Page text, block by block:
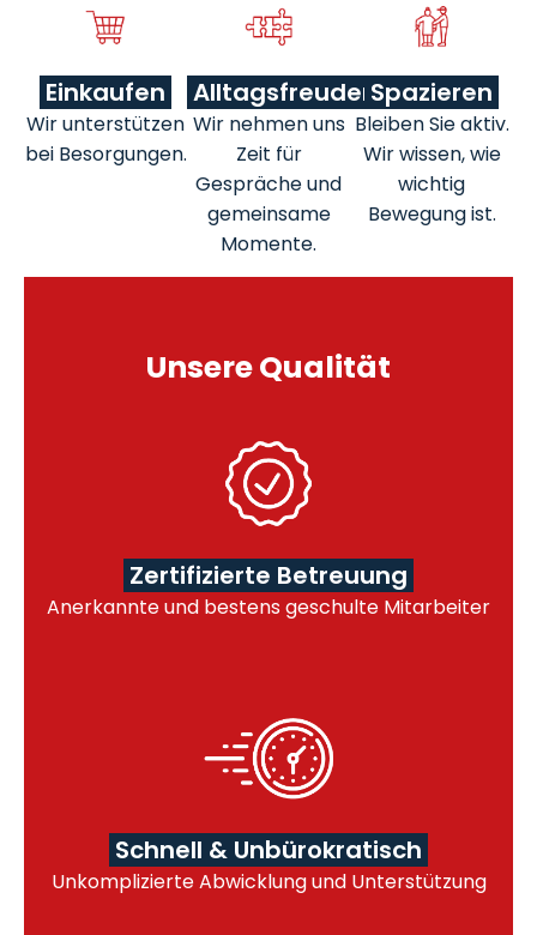
Einkaufen
Wir unterstützen
bei Besorgungen.
Alltagsfreuden
Wir nehmen uns
Zeit für
Gespräche und
gemeinsame
Momente.
Spazieren
Bleiben Sie aktiv.
Wir wissen, wie
wichtig
Bewegung ist.
Unsere Qualität
Zertifizierte Betreuung
Anerkannte und bestens geschulte Mitarbeiter
Schnell & Unbürokratisch
Unkomplizierte Abwicklung und Unterstützung